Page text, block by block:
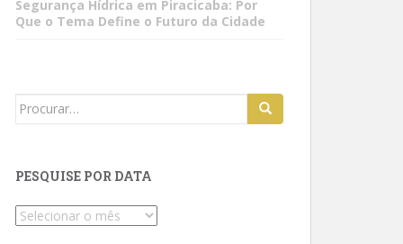
Segurança Hídrica em Piracicaba: Por
Que o Tema Define o Futuro da Cidade
Search
PESQUISE POR DATA
Pesquise